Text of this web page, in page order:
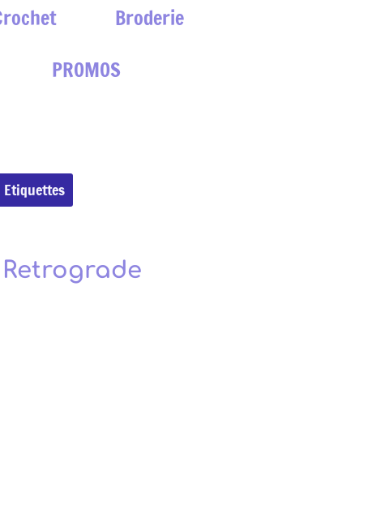
Broderie
PROMOS
Etiquettes